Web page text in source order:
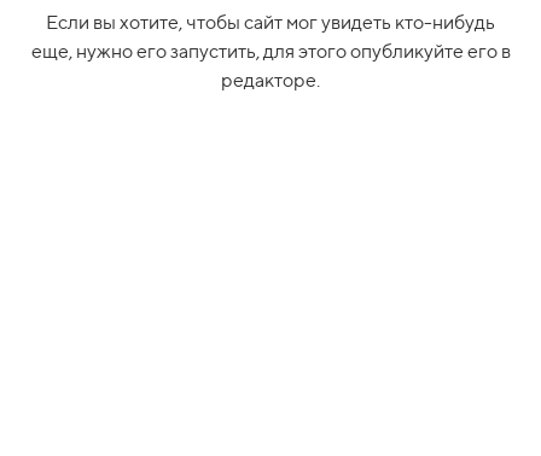
Если вы хотите, чтобы сайт мог увидеть кто-нибудь
еще, нужно его запустить, для этого опубликуйте его в
редакторе.